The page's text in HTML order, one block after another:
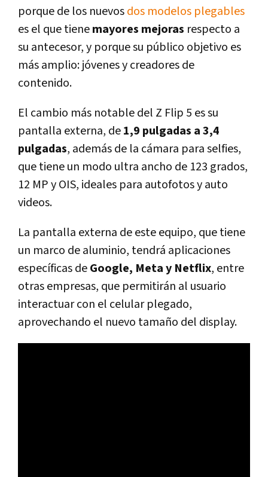
porque de los nuevosdos modelos plegables
es el que tienemayores mejoras respecto a
su antecesor, y porque su público objetivo es
más amplio: jóvenes y creadores de
contenido.
El cambio más notable del Z Flip 5 es su
pantalla externa, de1,9 pulgadas a 3,4
pulgadas, además de la cámara para selfies,
que tiene un modo ultra ancho de 123 grados,
12 MP y OIS, ideales para autofotos y auto
videos.
La pantalla externa de este equipo, que tiene
un marco de aluminio, tendrá aplicaciones
específicas deGoogle, Meta y Netflix, entre
otras empresas, que permitirán al usuario
interactuar con el celular plegado,
aprovechando el nuevo tamaño del display.